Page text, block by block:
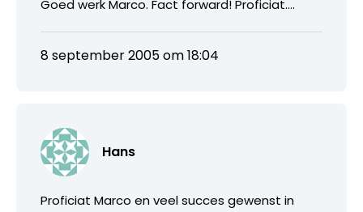
Goed werk Marco. Fact forward! Proficiat….
8 september 2005 om 18:04
Hans
Proficiat Marco en veel succes gewenst in